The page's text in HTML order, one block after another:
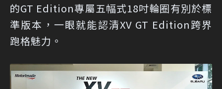
的GT Edition專屬五幅式18吋輪圈有別於標
準版本，一眼就能認清XV GT Edition跨界
跑格魅力。